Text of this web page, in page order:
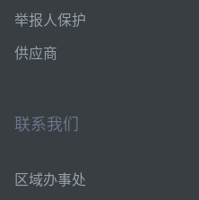
举报人保护
供应商
联系我们
区域办事处